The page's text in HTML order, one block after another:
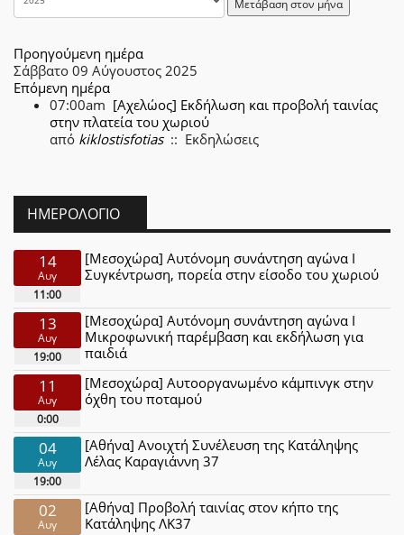
Μετάβαση στον μήνα
Προηγούμενη ημέρα
Σάββατο 09 Αύγουστος 2025
Επόμενη ημέρα
07:00am [Αχελώος] Εκδήλωση και προβολή ταινίας
στην πλατεία του χωριού
από kiklostisfotias:: Εκδηλώσεις
ΗΜΕΡΟΛΌΓΙΟ
14
Αυγ
11:00
[Μεσοχώρα] Αυτόνομη συνάντηση αγώνα Ι
Συγκέντρωση, πορεία στην είσοδο του χωριού
13
Αυγ
19:00
[Μεσοχώρα] Αυτόνομη συνάντηση αγώνα Ι
Μικροφωνική παρέμβαση και εκδήλωση για
παιδιά
11
Αυγ
0:00
[Μεσοχώρα] Αυτοοργανωμένο κάμπινγκ στην
όχθη του ποταμού
04
Αυγ
19:00
[Αθήνα] Ανοιχτή Συνέλευση της Κατάληψης
Λέλας Καραγιάννη 37
02
Αυγ
[Αθήνα] Προβολή ταινίας στον κήπο της
Κατάληψης ΛΚ37